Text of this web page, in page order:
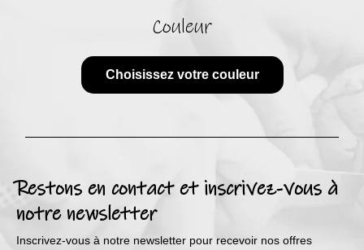
Couleur
Choisissez votre couleur
Restons en contact et inscrivez-vous à
notre newsletter
Inscrivez-vous à notre newsletter pour recevoir nos offres